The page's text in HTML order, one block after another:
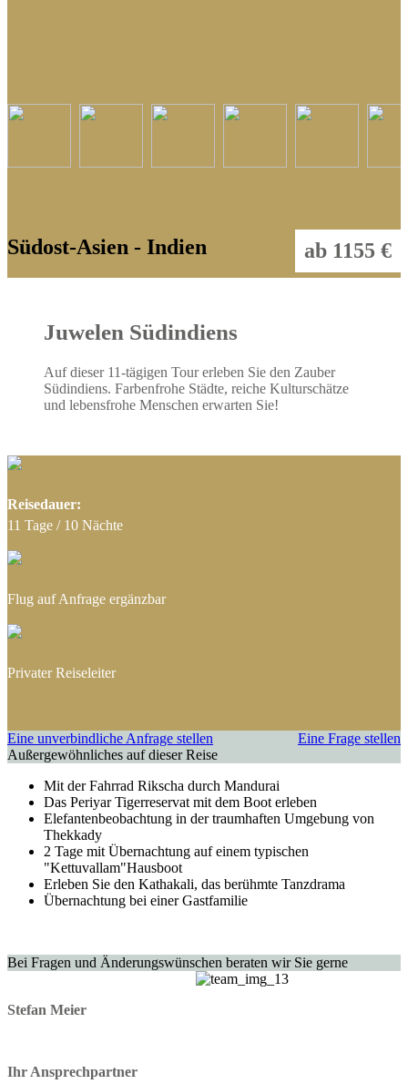
Philippinen
Sri Lanka
Oman
Saudi Arabien
Pakistan
Südost-Asien - Indien ab 1155 €
Juwelen Südindiens
Auf dieser 11-tägigen Tour erleben Sie den Zauber
Südindiens. Farbenfrohe Städte, reiche Kulturschätze
und lebensfrohe Menschen erwarten Sie!
Reisedauer:
11 Tage / 10 Nächte
Flug auf Anfrage ergänzbar
Privater Reiseleiter
Eine unverbindliche Anfrage stellen
Eine Frage stellen
Außergewöhnliches auf dieser Reise
Mit der Fahrrad Rikscha durch Mandurai
Das Periyar Tigerreservat mit dem Boot erleben
Elefantenbeobachtung in der traumhaften Umgebung von
Thekkady
2 Tage mit Übernachtung auf einem typischen
"Kettuvallam"Hausboot
Erleben Sie den Kathakali, das berühmte Tanzdrama
Übernachtung bei einer Gastfamilie
Bei Fragen und Änderungswünschen beraten wir Sie gerne
Stefan Meier
Ihr Ansprechpartner